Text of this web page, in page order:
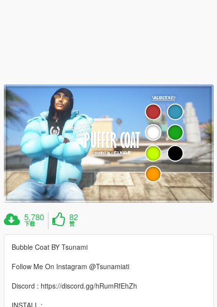
5,780
下载
82
赞
Bubble Coat BY Tsunami
Follow Me On Instagram @Tsunamiati
Discord : https://discord.gg/hRumRfEhZh
INSTALL :